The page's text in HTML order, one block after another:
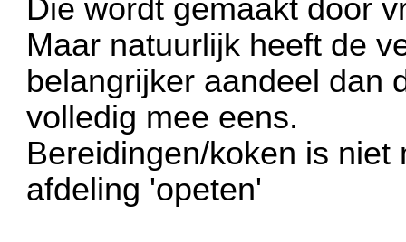
Die wordt gemaakt door
Maar natuurlijk heeft de
belangrijker aandeel dan
volledig mee eens.
Bereidingen/koken is
afdeling 'opeten'